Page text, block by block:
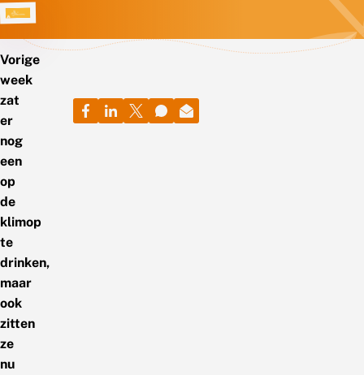
Vorige
week
zat
er
nog
een
op
de
klimop
te
drinken,
maar
ook
zitten
ze
nu